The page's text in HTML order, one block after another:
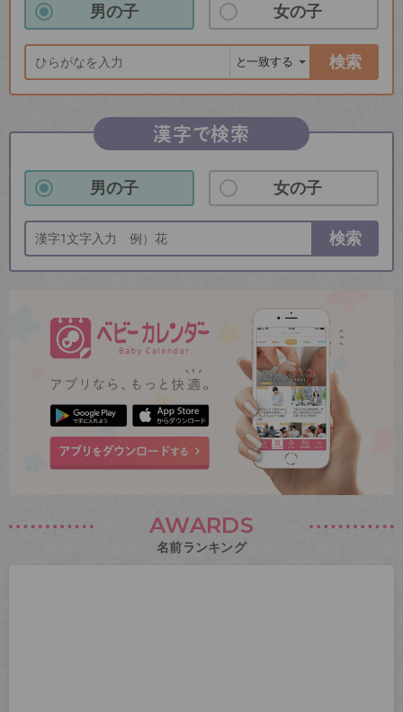
男の子 女の子
検索
漢字で検索
男の子 女の子
検索
AWARDS
名前ランキング